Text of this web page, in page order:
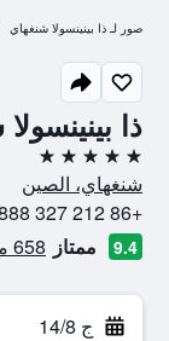
ذا
5 نجوم
شنغهاي، الصين
+86 212 327 2888
9.4 ممتاز 658 من التقييمات تم التحقق منها
ج 14/8
صور لـ ذا بينينسولا شنغهاي